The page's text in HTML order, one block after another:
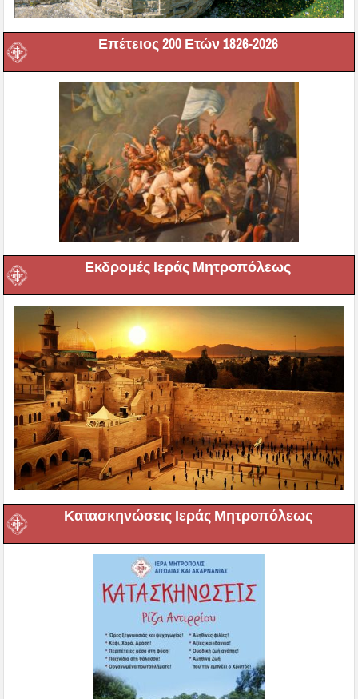
Επέτειος 200 Ετών 1826-2026
Εκδρομές Ιεράς Μητροπόλεως
Κατασκηνώσεις Ιεράς Μητροπόλεως